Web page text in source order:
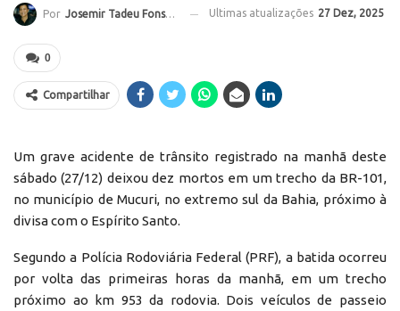
Por Josemir Tadeu Fonseca Ultimas atualizações 27 Dez, 2025
0
Compartilhar
Um grave acidente de trânsito registrado na manhã deste
sábado (27/12) deixou dez mortos em um trecho da BR-101,
no município de Mucuri, no extremo sul da Bahia, próximo à
divisa com o Espírito Santo.
Segundo a Polícia Rodoviária Federal (PRF), a batida ocorreu
por volta das primeiras horas da manhã, em um trecho
próximo ao km 953 da rodovia. Dois veículos de passeio